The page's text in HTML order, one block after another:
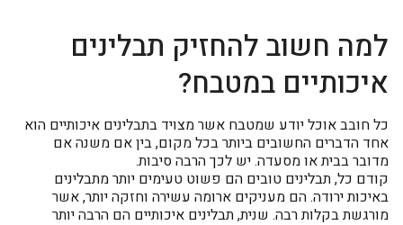
למה חשוב להחזיק תבלינים
איכותיים במטבח?
כל חובב אוכל יודע שמטבח אשר מצויד בתבלינים איכותיים הוא
אחד הדברים החשובים ביותר בכל מקום, בין אם משנה אם
מדובר בבית או מסעדה. יש לכך הרבה סיבות.
קודם כל, תבלינים טובים הם פשוט טעימים יותר מתבלינים
באיכות ירודה. הם מעניקים ארומה עשירה וחזקה יותר, אשר
מורגשת בקלות רבה. שנית, תבלינים איכותיים הם הרבה יותר